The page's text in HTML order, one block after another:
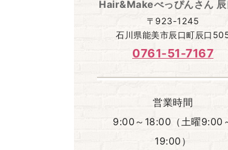
Hair&Makeべっぴんさん 辰
〒923-1245
石川県能美市辰口町辰口
0761-51-7167
営業時間
9:00～18:00（土曜9:00
19:00）